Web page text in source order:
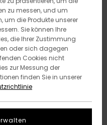
zu messen, und um
um die Produkte unserer
Sie können Ihre
die Ihrer Zustimmung
oder sich dagegen
Cookies nicht
zur Messung der
finden Sie in unserer